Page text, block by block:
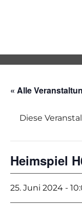
« Alle
Diese
Heimspiel
25. Juni 2024 -